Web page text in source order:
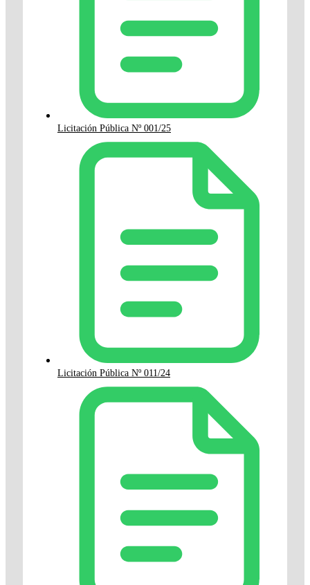
Licitación Pública Nº 001/25
Licitación Pública Nº 011/24